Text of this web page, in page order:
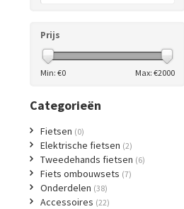
Prijs
Min: €0 Max: €2000
Categorieën
Fietsen (0)
Elektrische fietsen (2)
Tweedehands fietsen (6)
Fiets ombouwsets (7)
Onderdelen (38)
Accessoires (22)